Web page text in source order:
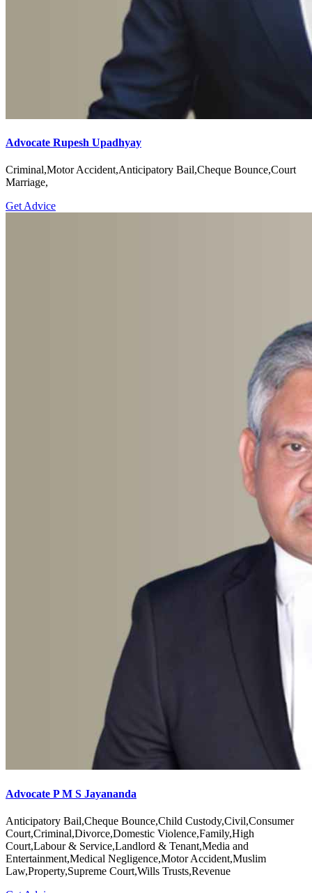
Advocate Rupesh Upadhyay
Criminal,Motor Accident,Anticipatory Bail,Cheque Bounce,Court
Marriage,
Get Advice
Advocate P M S Jayananda
Anticipatory Bail,Cheque Bounce,Child Custody,Civil,Consumer
Court,Criminal,Divorce,Domestic Violence,Family,High
Court,Labour & Service,Landlord & Tenant,Media and
Entertainment,Medical Negligence,Motor Accident,Muslim
Law,Property,Supreme Court,Wills Trusts,Revenue